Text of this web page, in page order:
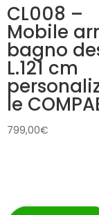
CL008 –
Mobile
bagno
L.121 cm
le
799,00€